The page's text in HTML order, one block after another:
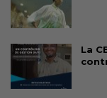
La